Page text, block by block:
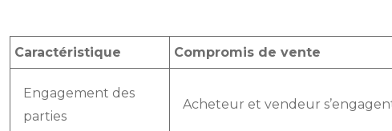
Caractéristique Compromis de vente
Engagement des
parties
Acheteur et vendeur